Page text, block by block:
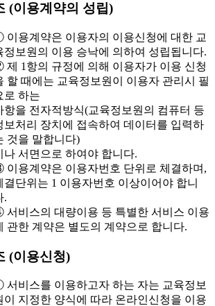
(이용계약의 성립)
이용계약은 이용자의 이용신청에 대한 교
정보원의 이용 승낙에 의하여 성립됩니다.
제 1항의 규정에 의해 이용자가 이용 신청
할 때에는 교육정보원이 이용자 관리시 필
로 하는
항을 전자적방식(교육정보원의 컴퓨터 등
보처리 장치에 접속하여 데이터를 입력하
것을 말합니다)
나 서면으로 하여야 합니다.
이용계약은 이용자번호 단위로 체결하며,
결단위는 1 이용자번호 이상이어야 합니
.
서비스의 대량이용 등 특별한 서비스 이용
관한 계약은 별도의 계약으로 합니다.
(이용신청)
서비스를 이용하고자 하는 자는 교육정보
이 지정한 양식에 따라 온라인신청을 이용